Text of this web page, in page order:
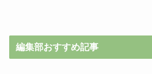
編集部おすすめ記事